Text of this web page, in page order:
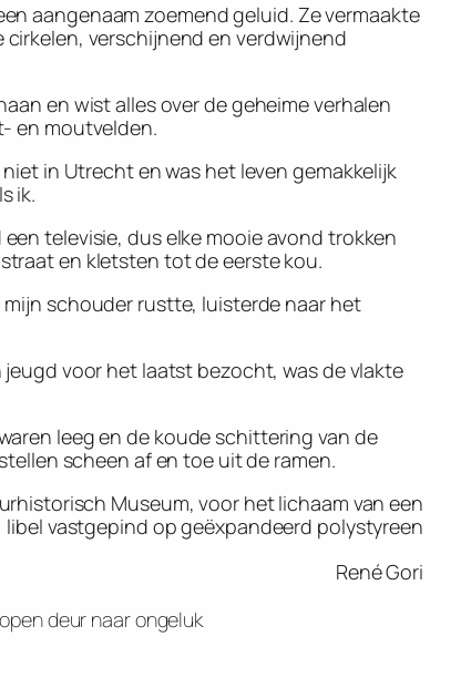
aangenaam zoemend geluid. Ze vermaakte
verschijnend en verdwijnend
en wist alles over de geheime verhalen
en moutvelden.
in Utrecht en was het leven gemakkelijk
ik.
televisie, dus elke mooie avond trokken
en kletsten tot de eerste kou.
schouder rustte, luisterde naar het
jeugd voor het laatst bezocht, was de vlakte
leeg en de koude schittering van de
scheen af en toe uit de ramen.
Museum, voor het lichaam van een
libel vastgepind op geëxpandeerd polystyreen
René Gori
deur naar ongeluk